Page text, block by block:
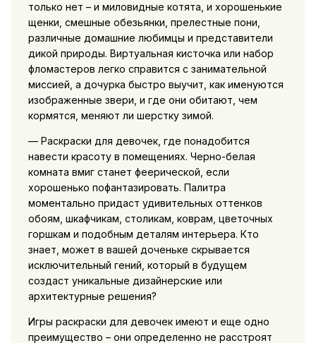
только нет – и миловидные котята, и хорошенькие
щенки, смешные обезьянки, прелестные пони,
различные домашние любимцы и представители
дикой природы. Виртуальная кисточка или набор
фломастеров легко справится с занимательной
миссией, а дочурка быстро выучит, как именуются
изображенные звери, и где они обитают, чем
кормятся, меняют ли шерстку зимой.
— Раскраски для девочек, где понадобится
навести красоту в помещениях. Черно-белая
комната вмиг станет феерической, если
хорошенько пофантазировать. Палитра
моментально придаст удивительных оттенков
обоям, шкафчикам, столикам, коврам, цветочных
горшкам и подобным деталям интерьера. Кто
знает, может в вашей доченьке скрывается
исключительный гений, который в будущем
создаст уникальные дизайнерские или
архитектурные решения?
Игры раскраски для девочек имеют и еще одно
преимущество – они определенно не расстроят